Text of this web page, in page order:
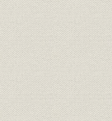
生産
生産